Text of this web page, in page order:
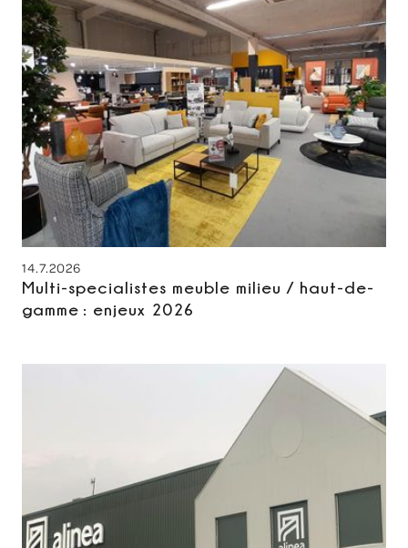
14.7.2026
Multi-specialistes meuble milieu / haut-de-
gamme : enjeux 2026